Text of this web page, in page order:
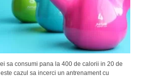
sa consumi pana la 400 de calorii in 20 de
cazul sa incerci un antrenament cu